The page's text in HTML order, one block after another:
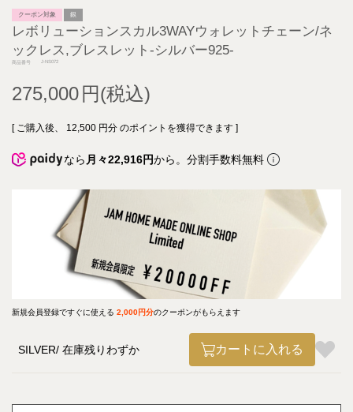
クーポン対象 銀
レボリューションスカル3WAYウォレットチェーン/ネ
ックレス,ブレスレット-シルバー925-
商品番号 J-NS072
275,000
[ ご購入後、 12,500 円分 のポイントを獲得できます ]
なら 月々22,916円から。分割手数料無料
新規会員登録ですぐに使える 2,000円分のクーポンがもらえます
SILVER 在庫残りわずか カートに入れる